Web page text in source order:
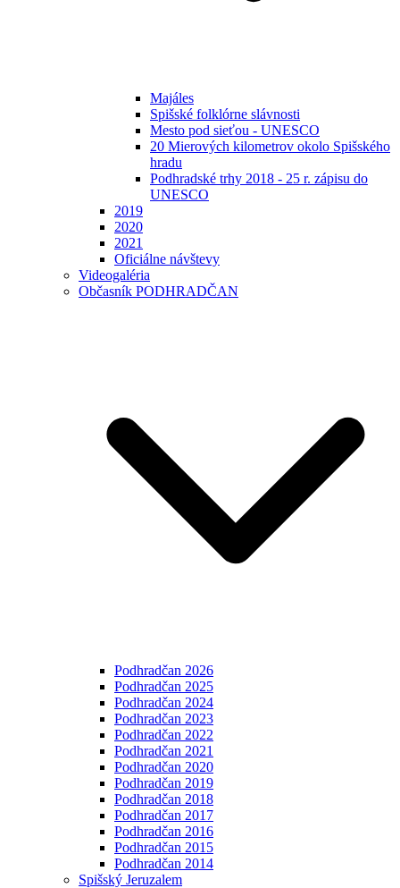
Majáles
Spišské folklórne slávnosti
Mesto pod sieťou - UNESCO
20 Mierových kilometrov okolo Spišského
hradu
Podhradské trhy 2018 - 25 r. zápisu do
UNESCO
2019
2020
2021
Oficiálne návštevy
Videogaléria
Občasník PODHRADČAN
Podhradčan 2026
Podhradčan 2025
Podhradčan 2024
Podhradčan 2023
Podhradčan 2022
Podhradčan 2021
Podhradčan 2020
Podhradčan 2019
Podhradčan 2018
Podhradčan 2017
Podhradčan 2016
Podhradčan 2015
Podhradčan 2014
Spišský Jeruzalem